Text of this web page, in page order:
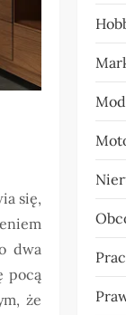
się,
dwa
pocą
że